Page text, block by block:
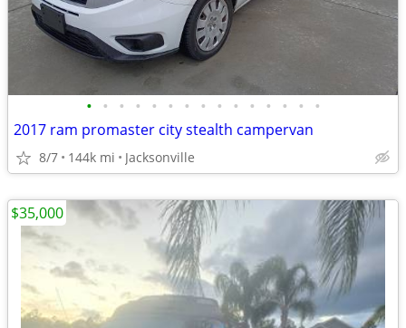
• • • • • • • • • • • • • • •
2017 ram promaster city stealth campervan
8/7 144k mi Jacksonville
$35,000